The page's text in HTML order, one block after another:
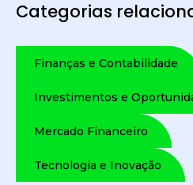
Categorias
Finanças e Contabilidade
Investimentos e
Mercado Financeiro
Tecnologia e Inovação